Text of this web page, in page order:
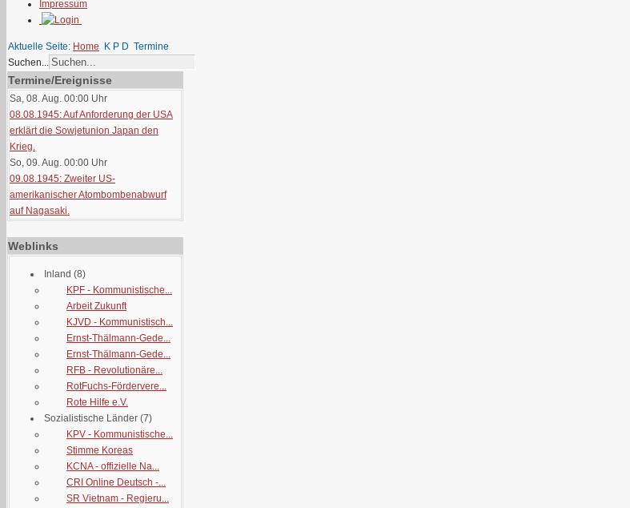
Impressum
Aktuelle Seite: Home K P D Termine
Suchen...
Termine/Ereignisse
Sa, 08. Aug. 00:00 Uhr
08.08.1945: Auf Anforderung der USA
erklärt die Sowjetunion Japan den
Krieg.
So, 09. Aug. 00:00 Uhr
09.08.1945: Zweiter US-
amerikanischer Atombombenabwurf
auf Nagasaki.
Weblinks
Inland (8)
KPF - Kommunistische...
Arbeit Zukunft
KJVD - Kommunistisch...
Ernst-Thälmann-Gede...
Ernst-Thälmann-Gede...
RFB - Revolutionäre...
RotFuchs-Fördervere...
Rote Hilfe e.V.
Sozialistische Länder (7)
KPV - Kommunistische...
Stimme Koreas
KCNA - offizielle Na...
CRI Online Deutsch -...
SR Vietnam - Regieru...